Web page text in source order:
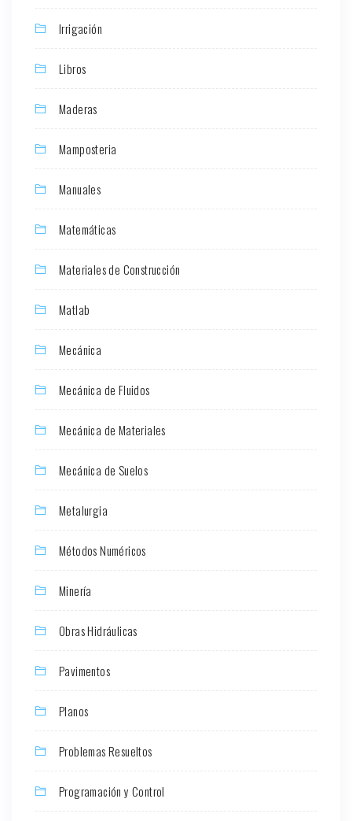
Irrigación
Libros
Maderas
Mamposteria
Manuales
Matemáticas
Materiales de Construcción
Matlab
Mecánica
Mecánica de Fluidos
Mecánica de Materiales
Mecánica de Suelos
Metalurgia
Métodos Numéricos
Minería
Obras Hidráulicas
Pavimentos
Planos
Problemas Resueltos
Programación y Control